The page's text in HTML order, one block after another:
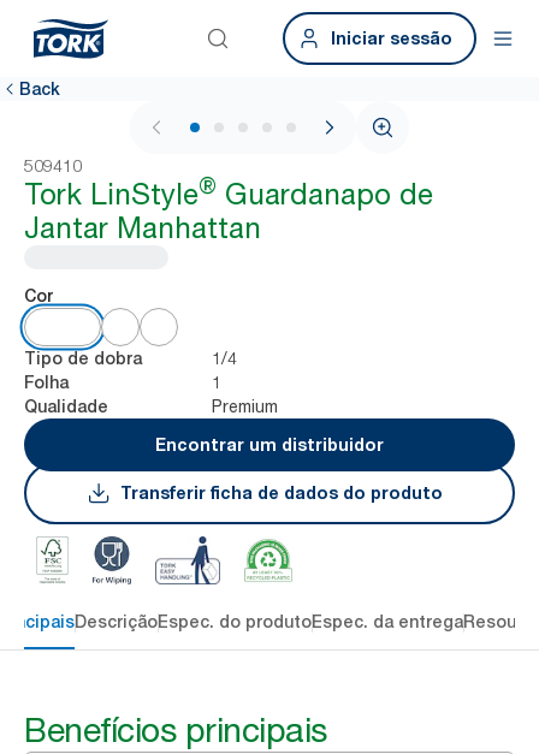
Iniciar sessão
Back
1 / 5
509410
Tork LinStyle® Guardanapo de
Jantar Manhattan
Cor
Tipo de dobra 1/4
Folha 1
Qualidade
Premium
Encontrar um distribuidor
Transferir ficha de dados do produto
DescriçãoEspec. do produtoEspec. da entrega
Benefícios principais